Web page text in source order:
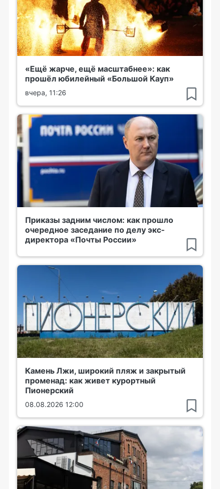
«Ещё жарче, ещё масштабнее»: как
прошёл юбилейный «Большой Кауп»
вчера, 11:26
Приказы задним числом: как прошло
очередное заседание по делу экс-
директора «Почты России»
Камень Лжи, широкий пляж и закрытый
променад: как живет курортный
Пионерский
08.08.2026 12:00